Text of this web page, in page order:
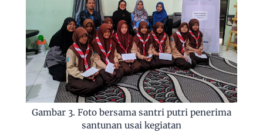
Gambar 3. Foto bersama santri putri penerima
santunan usai kegiatan